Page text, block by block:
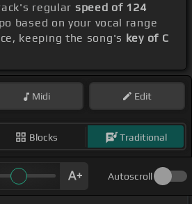
regular speed of 124
based on your vocal range
keeping the song's key of C
Midi Edit
Blocks Traditional
Autoscroll